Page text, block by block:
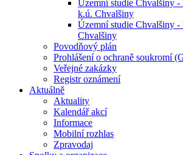
Územní studie Chvalšiny
k.ú. Chvalšiny
Územní studie Chvalšiny
Chvalšiny
Povodňový plán
Prohlášení o ochraně soukromí
Veřejné zakázky
Registr oznámení
Aktuálně
Aktuality
Kalendář akcí
Informace
Mobilní rozhlas
Zpravodaj